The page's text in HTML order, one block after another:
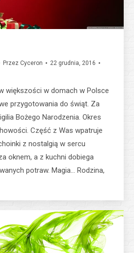
Przez Cyceron
22 grudnia, 2016
większości w domach w Polsce
przygotowania do świąt. Za
Bożego Narodzenia. Okres
Część z Was wpatruje
z nostalgią w sercu
oknem, a z kuchni dobiega
potraw. Magia… Rodzina,